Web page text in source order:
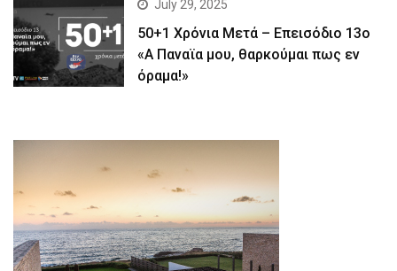
July 29, 2025
50+1 Χρόνια Μετά – Επεισόδιο 13ο
«Α Παναϊα μου, θαρκούμαι πως εν
όραμα!»